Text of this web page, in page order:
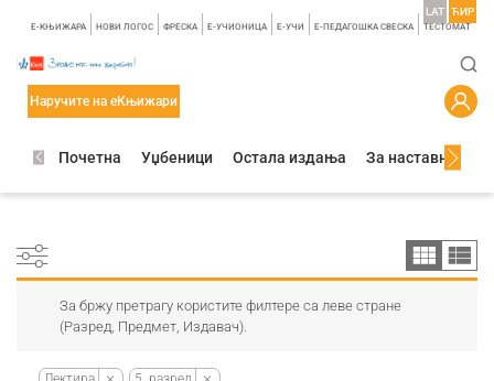
E-КЊИЖАРА НОВИ ЛОГОС ФРЕСКА E-УЧИОНИЦА E-УЧИ Е-ПЕДАГОШКА СВЕСКА TЕСТОМАТ
LAT ЋИР
Наручите на еКњижари
Почетна Уџбеници Остала издања За наставнике
За бржу претрагу користите филтере са леве стране
(Разред, Предмет, Издавач).